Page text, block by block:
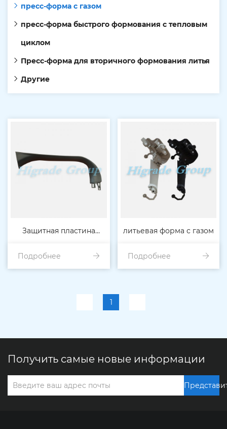
пресс-форма с газом
пресс-форма быстрого формования с тепловым
циклом
Пресс-форма для вторичного формования литья
Другие
Защитная пластина
задней двери
Подробнее
литьевая форма с газом
Подробнее
1
Получить самые новые информации